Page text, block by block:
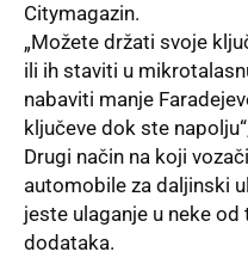
Citymagazin.
„Možete držati svoje
ili ih staviti u
nabaviti manje
ključeve dok ste
Drugi način na koji
automobile za daljinski
jeste ulaganje u neke
dodataka.